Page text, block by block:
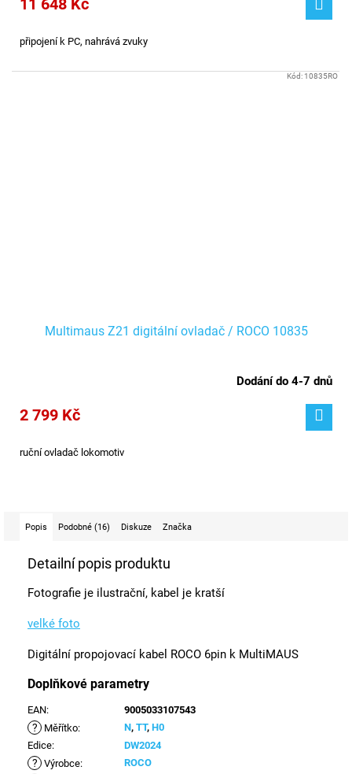
11 648 Kč
připojení k PC, nahrává zvuky
Multimaus Z21 digitální ovladač / ROCO 10835
Dodání do 4-7 dnů
2 799 Kč
ruční ovladač lokomotiv
Kód: 10835RO
Popis Podobné (16) Diskuze Značka
Detailní popis produktu
Fotografie je ilustrační, kabel je kratší
velké foto
Digitální propojovací kabel ROCO 6pin k MultiMAUS
Doplňkové parametry
EAN: 9005033107543
? Měřítko: N, TT, H0
Edice: DW2024
? Výrobce: ROCO